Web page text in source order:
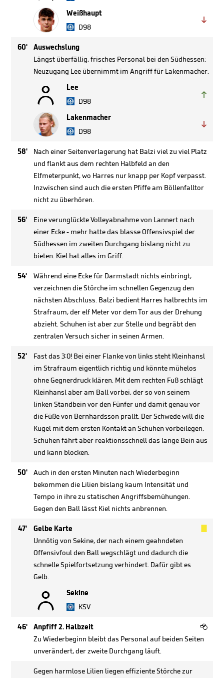
Weißhaupt
D98

60'
Auswechslung
Längst überfällig, frisches Personal bei den Südhessen:
Neuzugang Lee übernimmt im Angriff für Lakenmacher.

Lee
D98

Lakenmacher
D98

58'
Nach einer Seitenverlagerung hat Balzi viel zu viel Platz
und flankt aus dem rechten Halbfeld an den
Elfmeterpunkt, wo Harres nur knapp per Kopf verpasst.
Inzwischen sind auch die ersten Pfiffe am Böllenfalltor
nicht zu überhören.
56'
Eine verunglückte Volleyabnahme von Lannert nach
einer Ecke - mehr hatte das blasse Offensivspiel der
Südhessen im zweiten Durchgang bislang nicht zu
bieten. Kiel hat alles im Griff.
54'
Während eine Ecke für Darmstadt nichts einbringt,
verzeichnen die Störche im schnellen Gegenzug den
nächsten Abschluss. Balzi bedient Harres halbrechts im
Strafraum, der elf Meter vor dem Tor aus der Drehung
abzieht. Schuhen ist aber zur Stelle und begräbt den
zentralen Versuch sicher in seinen Armen.
52'
Fast das 3:0! Bei einer Flanke von links steht Kleinhansl
im Strafraum eigentlich richtig und könnte mühelos
ohne Gegnerdruck klären. Mit dem rechten Fuß schlägt
Kleinhansl aber am Ball vorbei, der so von seinem
linken Standbein vor den Fünfer und damit genau vor
die Füße von Bernhardsson prallt. Der Schwede will die
Kugel mit dem ersten Kontakt an Schuhen vorbeilegen,
Schuhen fährt aber reaktionsschnell das lange Bein aus
und kann blocken.
50'
Auch in den ersten Minuten nach Wiederbeginn
bekommen die Lilien bislang kaum Intensität und
Tempo in ihre zu statischen Angriffsbemühungen.
Gegen den Ball lässt Kiel nichts anbrennen.
47' Gelbe Karte
Unnötig von Sekine, der nach einem geahndeten
Offensivfoul den Ball wegschlägt und dadurch die
schnelle Spielfortsetzung verhindert. Dafür gibt es
Gelb.

Sekine
KSV
46' Anpfiff 2. Halbzeit 
Zu Wiederbeginn bleibt das Personal auf beiden Seiten
unverändert, der zweite Durchgang läuft.
Gegen harmlose Lilien liegen effiziente Störche zur